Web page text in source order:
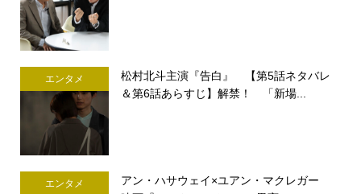
エンタメ
松村北斗主演『告白』 【第5話ネタバレ
＆第6話あらすじ】解禁！ 「新場...
エンタメ
アン・ハサウェイ×ユアン・マクレガー